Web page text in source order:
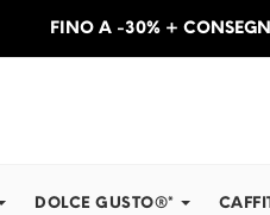
FINO A -30% +
DOLCE GUSTO®*